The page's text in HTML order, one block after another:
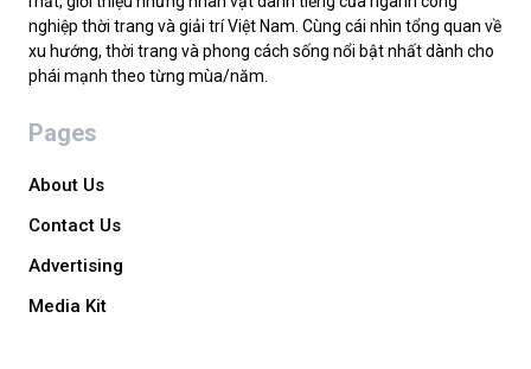
nghiệp thời trang và giải trí Việt Nam. Cùng cái nhìn tổng quan về
xu hướng, thời trang và phong cách sống nổi bật nhất dành cho
phái mạnh theo từng mùa/năm.
Pages
About Us
Contact Us
Advertising
Media Kit